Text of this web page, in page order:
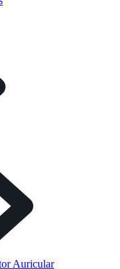
Auricular